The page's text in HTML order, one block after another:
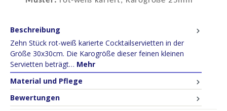
Beschreibung
Zehn Stück rot-weiß karierte Cocktailservietten in der
Größe 30x30cm. Die Karogröße dieser feinen kleinen
Servietten beträgt… Mehr
Material und Pflege
Bewertungen